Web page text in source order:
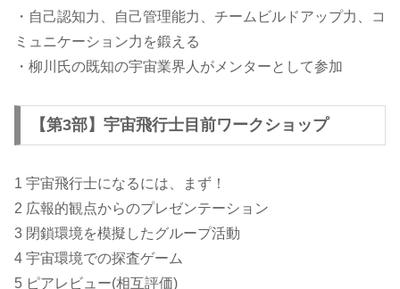
・自己認知力、自己管理能力、チームビルドアップ力、コ
ミュニケーション力を鍛える
・柳川氏の既知の宇宙業界人がメンターとして参加
【第3部】宇宙飛行士目前ワークショップ
1 宇宙飛行士になるには、まず！
2 広報的観点からのプレゼンテーション
3 閉鎖環境を模擬したグループ活動
4 宇宙環境での探査ゲーム
5 ピアレビュー(相互評価)